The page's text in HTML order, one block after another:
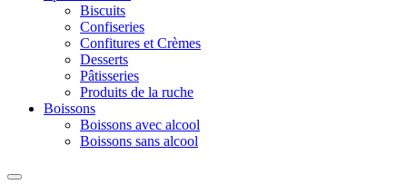
Biscuits
Confiseries
Confitures et Crèmes
Desserts
Pâtisseries
Produits de la ruche
Boissons
Boissons avec alcool
Boissons sans alcool